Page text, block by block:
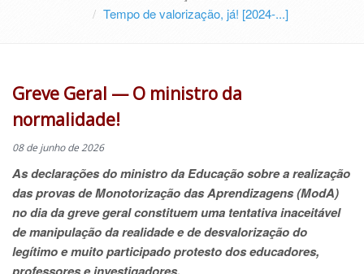
Tempo de valorização, já! [2024-...]
Greve Geral — O ministro da
normalidade!
08 de junho de 2026
As declarações do ministro da Educação sobre a realização
das provas de Monotorização das Aprendizagens (ModA)
no dia da greve geral constituem uma tentativa inaceitável
de manipulação da realidade e de desvalorização do
legítimo e muito participado protesto dos educadores,